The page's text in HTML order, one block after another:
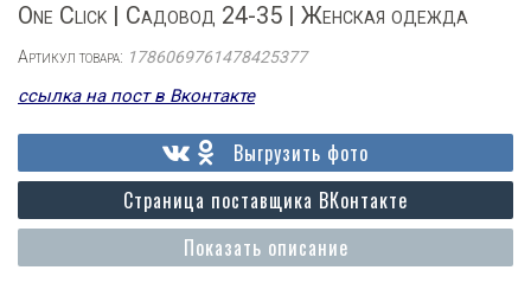
One Click | Садовод 24-35 | Женская одежда
Артикул товара: 1786069761478425377
ссылка на пост в Вконтакте
Показать описание
Страница поставщика ВКонтакте
Выгрузить фото